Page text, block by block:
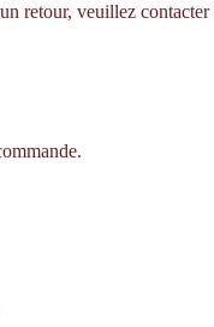
retour, veuillez